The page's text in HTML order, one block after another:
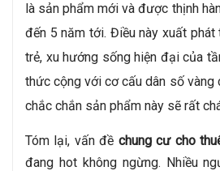
là sản phẩm mới và được thịnh
đến 5 năm tới. Điều này xuất
trẻ, xu hướng sống hiện đại của
thức cộng với cơ cấu dân số vàng
chắc chắn sản phẩm này sẽ rất
Tóm lại, vấn đề chung cư cho
đang hot không ngừng. Nhiều